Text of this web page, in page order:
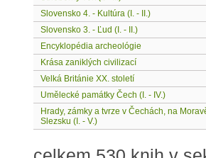
Slovensko 4. - Kultúra (I. - II.)
Slovensko 3. - Ľud (I. - II.)
Encyklopédia archeológie
Krása zaniklých civilizací
Velká Británie XX. století
Umělecké památky Čech (I. - IV.)
Hrady, zámky a tvrze v Čechách, na
Slezsku (I. - V.)